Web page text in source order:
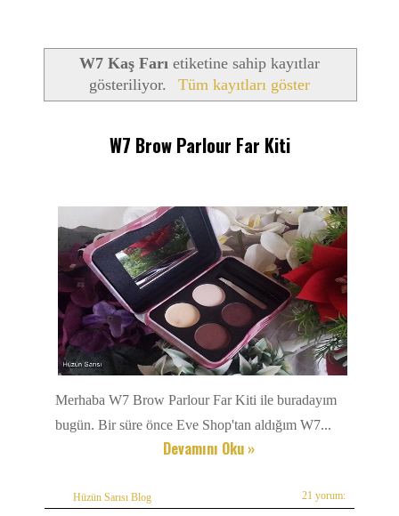
W7 Kaş Farı etiketine sahip kayıtlar
gösteriliyor.
Tüm kayıtları göster
W7 Brow Parlour Far Kiti
Merhaba W7 Brow Parlour Far Kiti ile buradayım
bugün. Bir süre önce Eve Shop'tan aldığım W7...
Devamını Oku »
Hüzün Sarısı Blog 21 yorum: